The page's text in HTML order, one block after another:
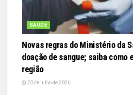
SAÚDE
Novas regras do Ministério da
doação de sangue; saiba como
região
20 de julho de 2026